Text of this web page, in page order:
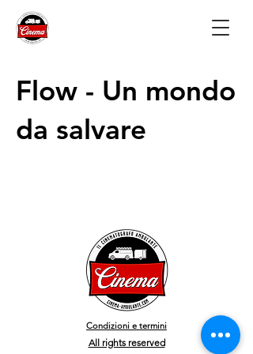
Flow - Un mondo
da salvare
Condizioni e termini
All rights reserved